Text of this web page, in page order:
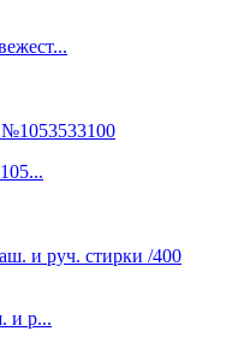
и р...